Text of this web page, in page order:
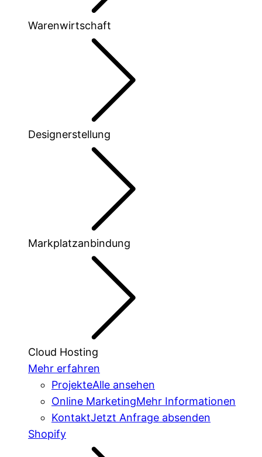
Warenwirtschaft
Designerstellung
Markplatzanbindung
Cloud Hosting
Mehr erfahren
ProjekteAlle ansehen
Online MarketingMehr Informationen
KontaktJetzt Anfrage absenden
Shopify